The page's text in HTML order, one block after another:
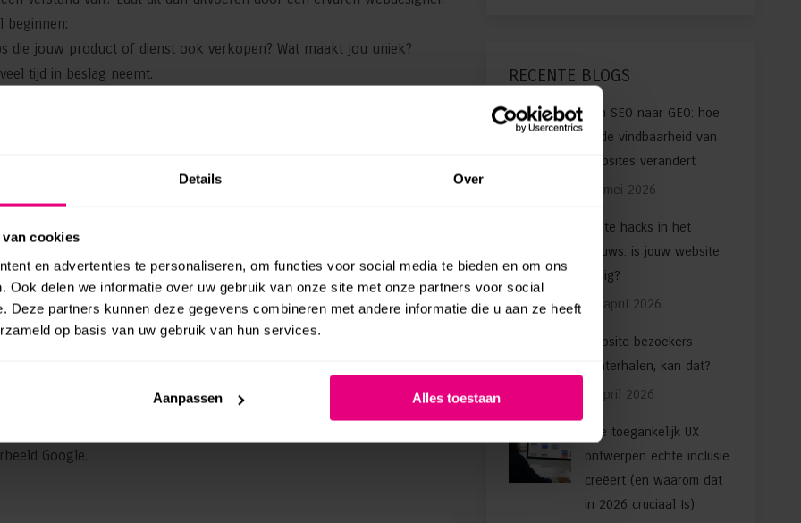
Details Over
cookies
en advertenties te personaliseren, om functies voor social media te bieden en om ons
Ook delen we informatie over uw gebruik van onze site met onze partners voor social
Deze partners kunnen deze gegevens combineren met andere informatie die u aan ze heeft
op basis van uw gebruik van hun services.
Aanpassen Alles toestaan
beginnen:
die jouw product of dienst ook verkopen? Wat maakt jou uniek?
tijd in beslag neemt.
voeren van de producten die je verkoopt.
je (potentiële) klanten
ook zorgt het ervoor dat je in contact kan komen met
gaat het nooit. Je moet de websitebezoeker er toe aanzetten.
volgt. Maar let op! Overdrijf dit niet, dat schrikt af.
moeten achterlaten.
kan worden en ga vervolgens het gesprek aan.
laagdrempelig vragen gesteld kunnen worden.
Google.
RECENTE BLOGS
Van SEO naar GEO: hoe
AI de vindbaarheid van
websites verandert
20 mei 2026
Grote hacks in het
nieuws: is jouw website
veilig?
24 april 2026
Website bezoekers
achterhalen, kan dat?
4 april 2026
Hoe toegankelijk UX
ontwerpen echte inclusie
creëert (en waarom dat
in 2026 cruciaal Is)